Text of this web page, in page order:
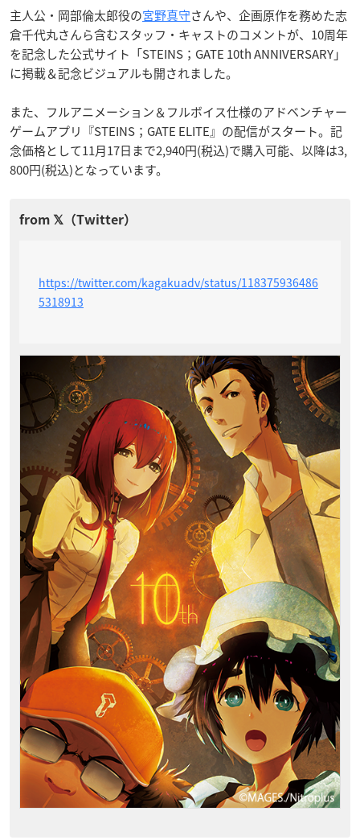
主人公・岡部倫太郎役の宮野真守さんや、企画原作を務めた志
倉千代丸さんら含むスタッフ・キャストのコメントが、10周年
を記念した公式サイト「STEINS；GATE 10th ANNIVERSARY」
に掲載＆記念ビジュアルも開されました。
また、フルアニメーション＆フルボイス仕様のアドベンチャー
ゲームアプリ『STEINS；GATE ELITE』の配信がスタート。記
念価格として11月17日まで2,940円(税込)で購入可能、以降は3,
800円(税込)となっています。
https://twitter.com/kagakuadv/status/118375936486
5318913